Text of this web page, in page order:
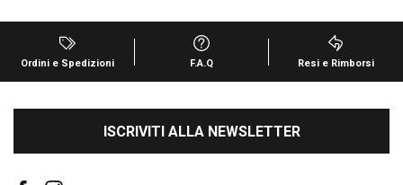
Ordini e Spedizioni F.A.Q Resi e Rimborsi
ISCRIVITI ALLA NEWSLETTER